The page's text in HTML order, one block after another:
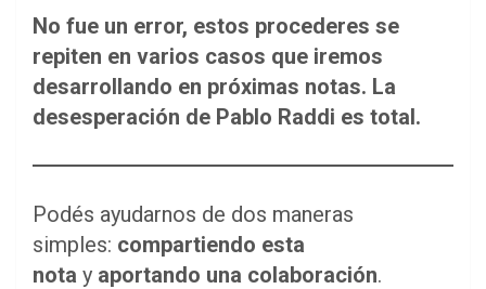
No fue un error, estos procederes se
repiten en varios casos que iremos
desarrollando en próximas notas. La
desesperación de Pablo Raddi es total.
Podés ayudarnos de dos maneras
simples: compartiendo esta
nota y aportando una colaboración.